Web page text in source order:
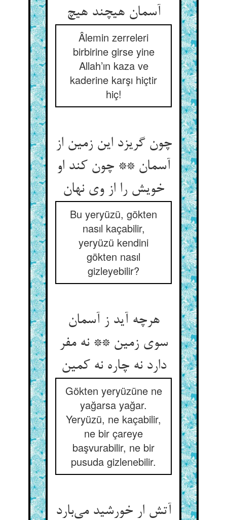
آسمان هیچند هیچ
Âlemin zerreleri
birbirine girse yine
Allah’ın kaza ve
kaderine karşı hiçtir
hiç!
چون گریزد این زمین از
آسمان ** چون کند او
خویش را از وی نهان
Bu yeryüzü, gökten
nasıl kaçabilir,
yeryüzü kendini
gökten nasıl
gizleyebilir?
هرچه آید ز آسمان
سوی زمین ** نه مفر
دارد نه چاره نه کمین
Gökten yeryüzüne ne
yağarsa yağar.
Yeryüzü, ne kaçabilir,
ne bir çareye
başvurabilir, ne bir
pusuda gizlenebilir.
آتش ار خورشید می‌بارد